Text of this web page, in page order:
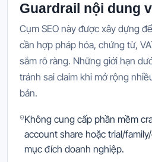
Guardrail nội dung
Cụm SEO này được xây dựng
cần hợp pháp hóa, chứng từ,
sắm rõ ràng. Những giới hạn
tránh sai claim khi mở rộng
bản.
Không cung cấp phần mềm
account share hoặc trial/
mục đích doanh nghiệp.